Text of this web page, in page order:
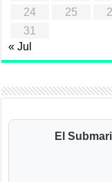
24
25
31
« Jul
El